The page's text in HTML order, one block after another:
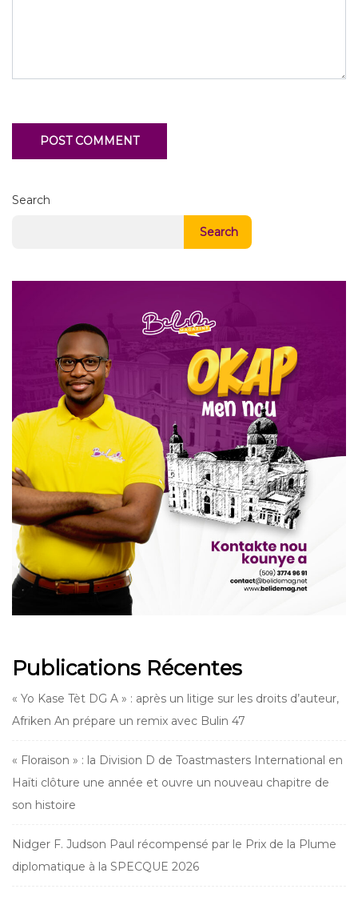
Search
Search
Publications Récentes
« Yo Kase Tèt DG A » : après un litige sur les droits d’auteur,
Afriken An prépare un remix avec Bulin 47
« Floraison » : la Division D de Toastmasters International en
Haïti clôture une année et ouvre un nouveau chapitre de
son histoire
Nidger F. Judson Paul récompensé par le Prix de la Plume
diplomatique à la SPECQUE 2026